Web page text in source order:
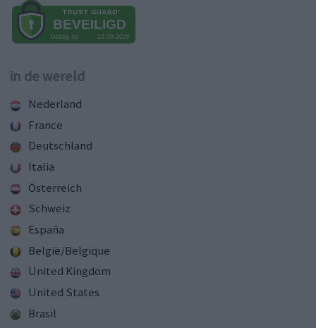
in de wereld
Nederland
France
Deutschland
Italia
Österreich
Schweiz
España
België/Belgique
United Kingdom
United States
Brasil